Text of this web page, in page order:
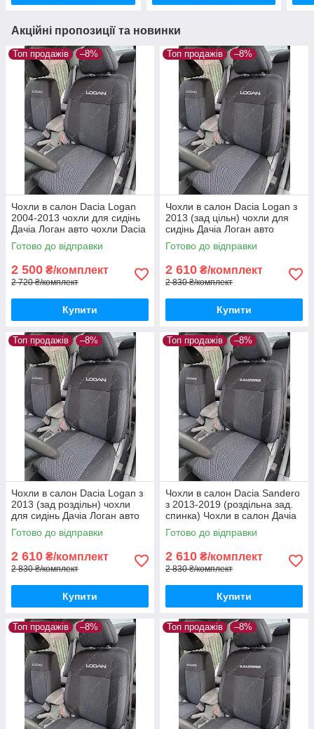
Акційні пропозиції та новинки
Топ продажів –8%
Чохли в салон Dacia Logan
2004-2013 чохли для сидінь
Дачіа Логан авто чохли Dacia
Logan
Готово до відправки
2 500 ₴/комплект
2 720 ₴/комплект
Купити
Топ продажів –8%
Чохли в салон Dacia Logan з
2013 (зад цільн) чохли для
сидінь Дачіа Логан авто
чохли Dacia Logan
Готово до відправки
2 610 ₴/комплект
2 830 ₴/комплект
Купити
Топ продажів –8%
Чохли в салон Dacia Logan з
2013 (зад роздільн) чохли
для сидінь Дачіа Логан авто
чохли Dacia Logan
Готово до відправки
2 610 ₴/комплект
2 830 ₴/комплект
Купити
Топ продажів –8%
Чохли в салон Dacia Sandero
з 2013-2019 (роздільна зад.
спинка) Чохли в салон Дачіа
Сандеро після 2013 / авто
чохли Dacia Sandero
Готово до відправки
2 610 ₴/комплект
2 830 ₴/комплект
Купити
Топ продажів –8% Топ продажів –8%